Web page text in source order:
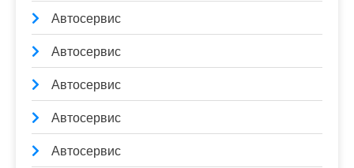
Автосервис
Автосервис
Автосервис
Автосервис
Автосервис